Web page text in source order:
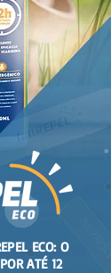
ECO: O
ATÉ 12